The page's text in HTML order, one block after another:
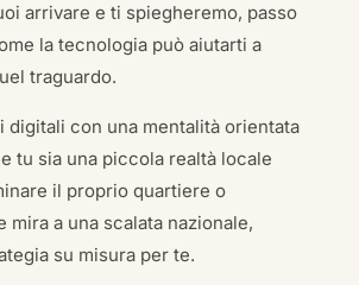
arrivare e ti spiegheremo, passo
la tecnologia può aiutarti a
traguardo.
digitali con una mentalità orientata
tu sia una piccola realtà locale
il proprio quartiere o
mira a una scalata nazionale,
su misura per te.